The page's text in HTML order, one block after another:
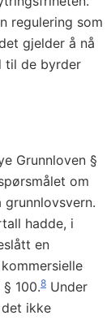
regulering som
gjelder å nå
til de byrder
Grunnloven §
om
hadde, i
en
100.8 Under
ikke